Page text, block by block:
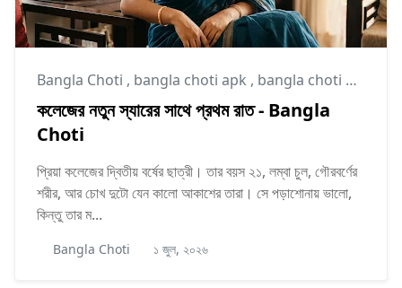
Bangla Choti , bangla choti apk , bangla choti golpo
কলেজের নতুন স্যারের সাথে প্রথম রাত - Bangla
Choti
প্রিয়া কলেজের দ্বিতীয় বর্ষের ছাত্রী। তার বয়স ২১, লম্বা চুল, গৌরবর্ণের
শরীর, আর চোখ দুটো যেন কালো আকাশের তারা। সে পড়াশোনায় ভালো,
কিন্তু তার ম...
Bangla Choti ১ জুল, ২০২৬